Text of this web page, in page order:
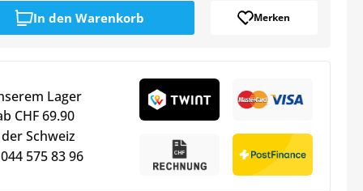
In den Warenkorb Merken
Lager
CHF 69.90
Schweiz
575 83 96